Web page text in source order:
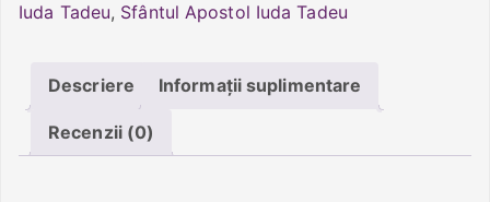
Iuda Tadeu, Sfântul Apostol Iuda Tadeu
Descriere Informații suplimentare
Recenzii (0)